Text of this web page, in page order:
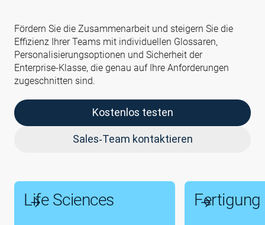
Fördern Sie die Zusammenarbeit und steigern Sie die
Effizienz Ihrer Teams mit individuellen Glossaren,
Personalisierungsoptionen und Sicherheit der
Enterprise‑Klasse, die genau auf Ihre Anforderungen
zugeschnitten sind.
Kostenlos testen
Sales‑Team kontaktieren
Life Sciences Fertigung